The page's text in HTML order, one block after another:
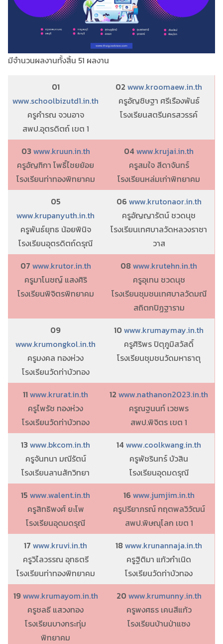
มีจำนวนผลงานทั้งสิ้น 51 ผลงาน
01
www.schoolbizutd1.in.th
ครูคำรณ จวนอาจ
สพป.อุตรดิตถ์ เขต 1
02 www.kroomaew.in.th
ครูอัญชิษฐา ศรีเรืองพันธ์
โรงเรียนสตรีนครสวรรค์
03www.kruun.in.th
ครูอัญฑิกา โพธิ์ไชยย้อย
โรงเรียนท่าทองพิทยาคม
04www.krujai.in.th
ครูสมใจ สีดาจันทร์
โรงเรียนหล่มเก่าพิทยาคม
05
www.krupanyuth.in.th
ครูพันธ์ยุทธ น้อยพินิจ
โรงเรียนอุตรดิตถ์ดรุณี
06 www.krutonaor.in.th
ครูอัญญารัตน์ ชวดนุช
โรงเรียนเทศบาลวัดหลวงราชา
วาส
07 www.krutor.in.th
ครูมาโนชญ์ แสงศิริ
โรงเรียนพิจิตรพิทยาคม
08 www.krutehn.in.th
ครูอุเทน ชวดนุช
โรงเรียนชุมชนเทศบาลวัดมณี
สถิตกปิฏฐาราม
09
www.krumongkol.in.th
ครูมงคล ทองห่วง
โรงเรียนวัดท่าบัวทอง
10www.krumaymay.in.th
ครูศิริพร ปิตุภูมิสวัสดิ์
โรงเรียนชุมชนวัดมหาธาตุ
11www.krurat.in.th
ครูไพรัช ทองห่วง
โรงเรียนวัดท่าบัวทอง
12 www.nathanon2023.in.th
ครูณฐนนท์ เวชพร
สพป.พิจิตร เขต 1
13www.bkcom.in.th
ครูจันทนา มณีรัตน์
โรงเรียนลานสักวิทยา
14www.coolkwang.in.th
ครูพัชรินทร์ บัวสิน
โรงเรียนอุดมดรุณี
15 www.walent.in.th
ครูสิทธิพงศ์ ยะโพ
โรงเรียนอุดมดรุณี
16 www.jumjim.in.th
ครูปรียาภรณ์ กฤตพลวิวัฒน์
สพป.พิษณุโลก เขต 1
17 www.kruvi.in.th
ครูวิไลวรรณ อุทธตรี
โรงเรียนท่าทองพิทยาคม
18 www.krunannaja.in.th
ครูฐิติมา แก้วกำเนิด
โรงเรียนวัดท่าบัวทอง
19www.krumayom.in.th
ครูชลธี แสวงทอง
โรงเรียนบางกระทุ่ม
พิทยาคม
20www.krumunny.in.th
ครูพงศธร เคนสีแก้ว
โรงเรียนบ้านป่าแซง